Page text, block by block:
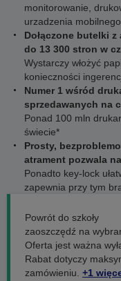
monitorowanie,
urzadzenia mobilnego
Dołączone butelki
do 13 300 stron w
Wystarczy włożyć
konieczności
Numer 1 wśród
sprzedawanych na
Ponad 100 mln
świecie*
Prosty,
atrament pozwala
Ponadto key-lock
zapewnia przy tym
Powrót do szkoły
zaoszczędź na
Oferta jest ważna
Rabat dotyczy
zamówieniu. +1